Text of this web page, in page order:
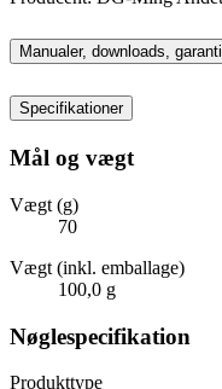
Manualer, downloads,
Specifikationer
Mål og vægt
Vægt (g)
70
Vægt (inkl. emballage)
100,0 g
Nøglespecifikation
Produkttype